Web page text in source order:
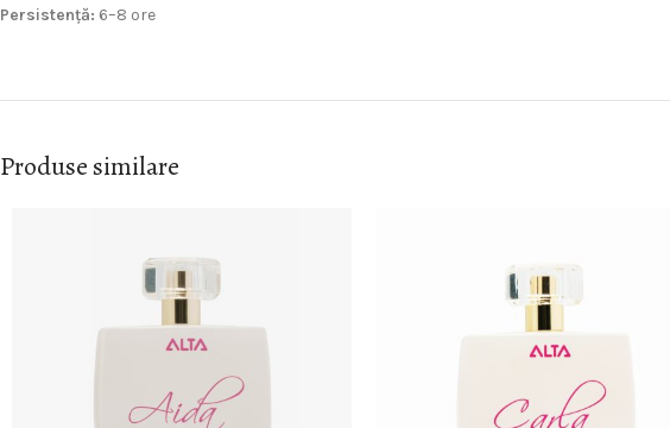
Persistență: 6–8 ore
Produse similare